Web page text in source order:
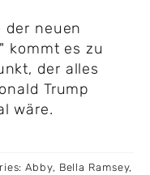
der neuen
kommt es zu
der alles
Trump
wäre.
Abby, Bella Ramsey,